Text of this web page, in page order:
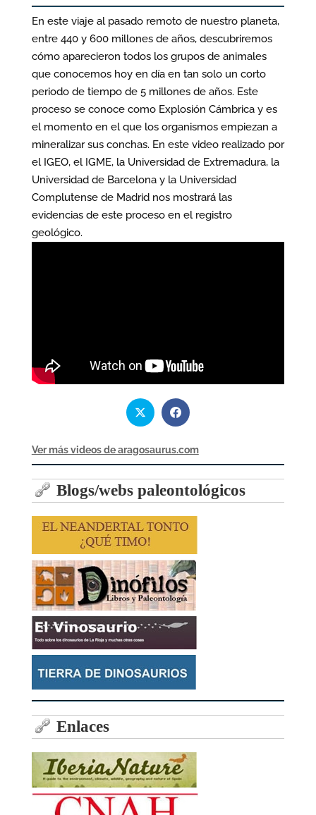
En este viaje al pasado remoto de nuestro planeta,
entre 440 y 600 millones de años, descubriremos
cómo aparecieron todos los grupos de animales
que conocemos hoy en día en tan solo un corto
periodo de tiempo de 5 millones de años. Este
proceso se conoce como Explosión Cámbrica y es
el momento en el que los organismos empiezan a
mineralizar sus conchas. En este video realizado por
el IGEO, el IGME, la Universidad de Extremadura, la
Universidad de Barcelona y la Universidad
Complutense de Madrid nos mostrará las
evidencias de este proceso en el registro
geológico.
Ver más videos de aragosaurus.com
Blogs/webs paleontológicos
Enlaces